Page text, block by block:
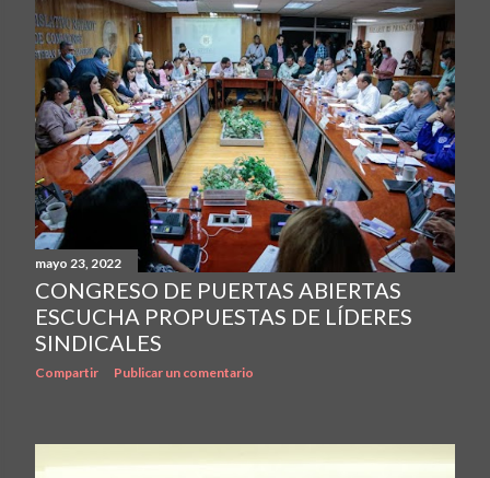
mayo 23, 2022
CONGRESO DE PUERTAS ABIERTAS
ESCUCHA PROPUESTAS DE LÍDERES
SINDICALES
Compartir Publicar un comentario